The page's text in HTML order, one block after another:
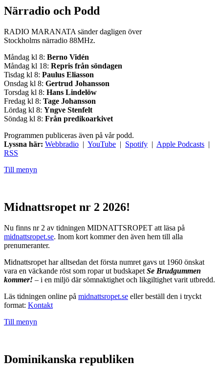
Närradio och Podd
RADIO MARANATA sänder dagligen över
Stockholms närradio 88MHz.
Måndag kl 8: Berno Vidén
Måndag kl 18: Repris från söndagen
Tisdag kl 8: Paulus Eliasson
Onsdag kl 8: Gertrud Johansson
Torsdag kl 8: Hans Lindelöw
Fredag kl 8: Tage Johansson
Lördag kl 8: Yngve Stenfelt
Söndag kl 8: Från predikoarkivet
Programmen publiceras även på vår podd.
Lyssna här: Webbradio | YouTube | Spotify | Apple Podcasts |
RSS
Till menyn
Midnattsropet nr 2 2026!
Nu finns nr 2 av tidningen MIDNATTSROPET att läsa på
midnattsropet.se. Inom kort kommer den även hem till alla
prenumeranter.
Midnattsropet har alltsedan det första numret gavs ut 1960 önskat
vara en väckande röst som ropar ut budskapet Se Brudgummen
kommer! – i en miljö där sömnaktighet och likgiltighet varit utbredd.
Läs tidningen online på midnattsropet.se eller beställ den i tryckt
format: Kontakt
Till menyn
Dominikanska republiken